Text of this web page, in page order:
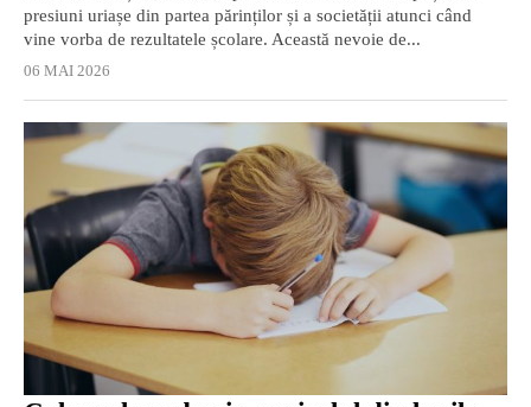
presiuni uriașe din partea părinților și a societății atunci când
vine vorba de rezultatele școlare. Această nevoie de...
06 MAI 2026